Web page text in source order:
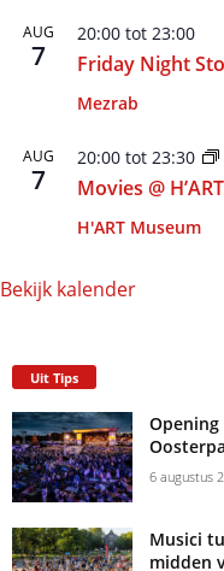
AUG
7
20:00 tot 23:00
Friday Night
Mezrab
AUG
7
20:00 tot 23:30
Movies @ H’ART
H'ART Museum
Bekijk kalender
Uit Tips
6 augustus
Musici
midden